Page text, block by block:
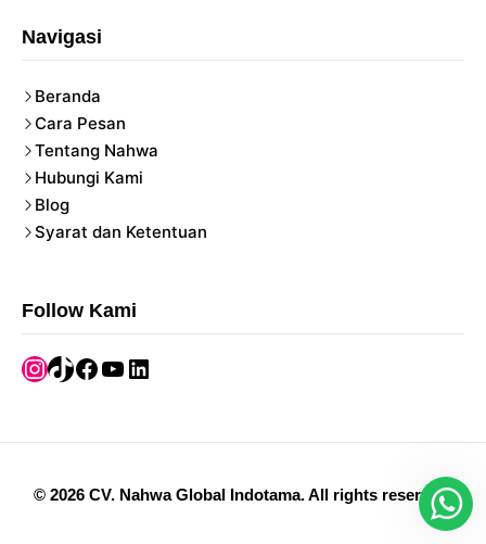
Navigasi
Beranda
Cara Pesan
Tentang Nahwa
Hubungi Kami
Blog
Syarat dan Ketentuan
Follow Kami
Instagram
TikTok
Facebook
YouTube
LinkedIn
© 2026 CV. Nahwa Global Indotama.All rights reserved.